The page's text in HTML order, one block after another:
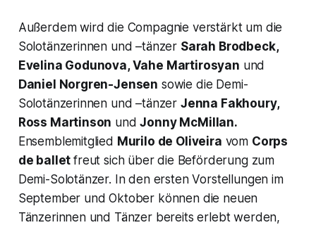
Außerdem wird die Compagnie verstärkt um die
Solotänzerinnen und –tänzer Sarah Brodbeck,
Evelina Godunova, Vahe Martirosyan und
Daniel Norgren-Jensen sowie die Demi-
Solotänzerinnen und –tänzer Jenna Fakhoury,
Ross Martinson undJonny McMillan.
Ensemblemitglied Murilo de Oliveira vom Corps
de ballet freut sich über die Beförderung zum
Demi-Solotänzer. In den ersten Vorstellungen im
September und Oktober können die neuen
Tänzerinnen und Tänzer bereits erlebt werden,